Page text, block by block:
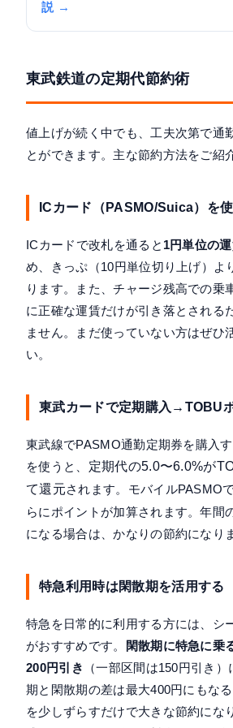
説 →
東武鉄道の定期代節約術
値上げが続く中でも、工夫次第で通
とができます。主な節約方法をご紹
ICカード（PASMO/Suica）を
ICカードで改札を通ると 1円単位の
め、きっぷ（10円単位切り上げ）よ
ります。また、チャージ残高での乗
に正確な運賃だけが引き落とされる
ません。まだ使っていない方はぜひ
い。
東武カードで定期購入→TOBU
東武線でPASMO通勤定期券を購入
を使うと、 定期代の5.0〜6.0%が
て還元されます。モバイルPASMO
らにポイントが加算されます。年間
になる場合は、かなりの節約になり
特急利用時は閑散期を活用する
特急を日常的に利用する方には、シ
がおすすめです。
閑散期に特急に乗
200円引き
（一部区間は150円引き
期と閑散期の差は最大400円にもな
を少しずらすだけで大きな節約にな